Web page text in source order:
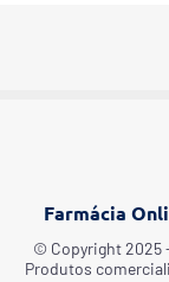
Farmácia
©️ Copyright 2025
Produtos